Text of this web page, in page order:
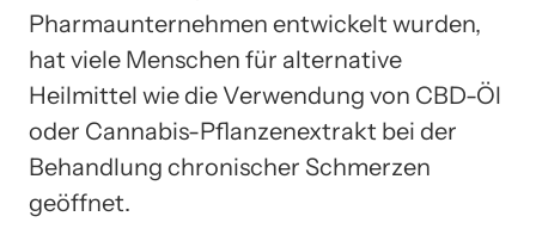
Pharmaunternehmen entwickelt wurden,
hat viele Menschen für alternative
Heilmittel wie die Verwendung von CBD-Öl
oder Cannabis-Pflanzenextrakt bei der
Behandlung chronischer Schmerzen
geöffnet.